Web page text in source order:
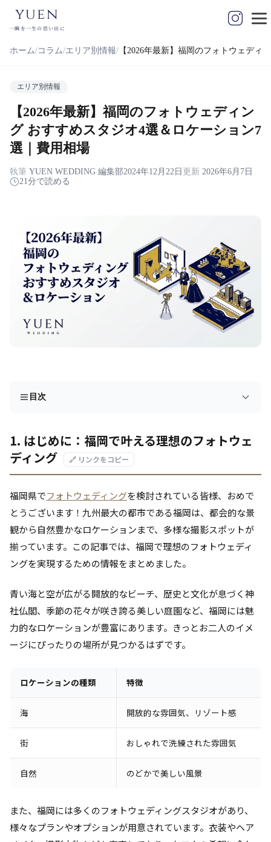
yuen
一瞬を一生の思い出に
ホーム コラム エリア別情報 【2026年最新】福岡のフォトウェディ
エリア別情報
【2026年最新】福岡のフォトウェディン
グ おすすめスタジオ4選＆ロケーション7
選｜費用相場
執筆 YUEN WEDDING 編集部2024年12月22日 更新 2026年6月7日
21分で読める
目次
1. はじめに：福岡で叶える理想のフォトウェ
ディング
🔗 リンクをコピー
福岡県でフォトウェディングを検討されている皆様、おめで
とうございます！九州最大の都市である福岡は、都会的な景
観から自然豊かなロケーションまで、多様な撮影スポットが
揃っています。この記事では、福岡で理想のフォトウェディ
ングを実現するための情報をまとめました。
青い海と空が広がる開放的なビーチ、歴史と文化が息づく神
社仏閣、季節の花々が咲き誇る美しい庭園など、福岡には魅
力的なロケーションが豊富にあります。きっとお二人のイメ
ージにぴったりの場所が見つかるはずです。
ロケーションの種類 特徴
海 開放的な雰囲気、リゾート感
街 おしゃれで洗練された雰囲気
自然 のどかで美しい風景
また、福岡には多くのフォトウェディングスタジオがあり、
様々なプランやオプションが用意されています。衣装やヘア